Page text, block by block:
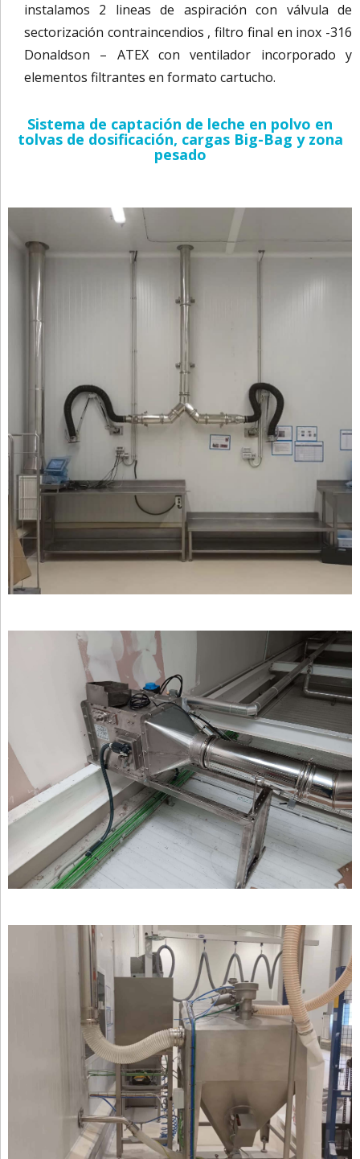
instalamos 2 lineas de aspiración con válvula de
sectorización contraincendios , filtro final en inox -316
Donaldson – ATEX con ventilador incorporado y
elementos filtrantes en formato cartucho.
Sistema de captación de leche en polvo en
tolvas de dosificación, cargas Big-Bag y zona
pesado